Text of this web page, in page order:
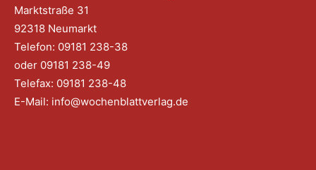
Marktstraße 31
92318 Neumarkt
Telefon: 09181 238-38
oder 09181 238-49
Telefax: 09181 238-48
E-Mail: info@wochenblattverlag.de